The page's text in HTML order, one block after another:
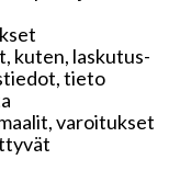
kuten, laskutus-
tieto
varoitukset